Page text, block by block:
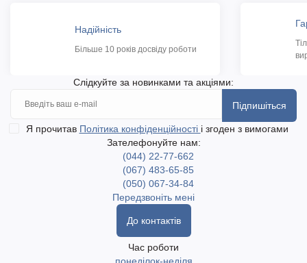
Надійність
Більше 10 років досвіду роботи
Слідкуйте за новинками та акціями:
Підпишіться
Я прочитав Політика конфіденційності і згоден з вимогами
Зателефонуйте нам:
(044) 22-77-662
(067) 483-65-85
(050) 067-34-84
Передзвоніть мені
До контактів
Час роботи